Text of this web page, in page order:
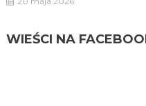
WIEŚCI NA